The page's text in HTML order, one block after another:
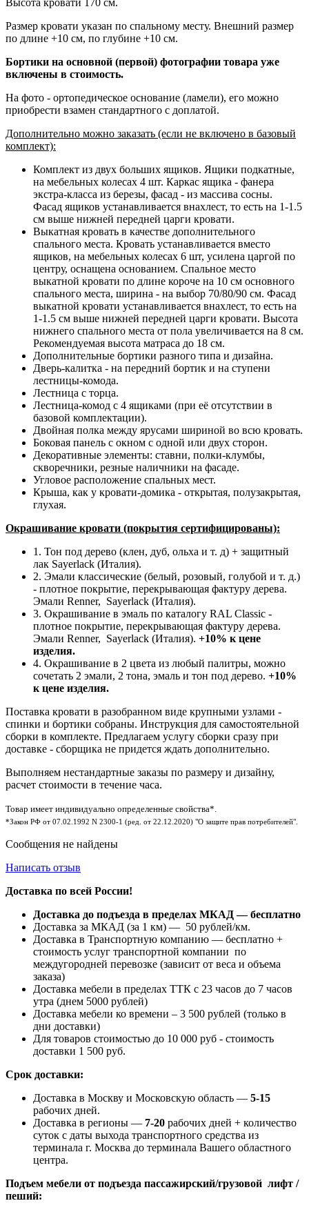
Размер кровати указан по спальному месту. Внешний размер
по длине +10 см, по глубине +10 см.
Бортики на основной (первой) фотографии товара уже
включены в стоимость.
На фото - ортопедическое основание (ламели), его можно
приобрести взамен стандартного с доплатой.
Дополнительно можно заказать (если не включено в базовый
комплект):
Комплект из двух больших ящиков. Ящики подкатные,
на мебельных колесах 4 шт. Каркас ящика - фанера
экстра-класса из березы, фасад - из массива сосны.
Фасад ящиков устанавливается внахлест, то есть на 1-1.5
см выше нижней передней царги кровати.
Выкатная кровать в качестве дополнительного
спального места. Кровать устанавливается вместо
ящиков, на мебельных колесах 6 шт, усилена царгой по
центру, оснащена основанием. Спальное место
выкатной кровати по длине короче на 10 см основного
спального места, ширина - на выбор 70/80/90 см. Фасад
выкатной кровати устанавливается внахлест, то есть на
1-1.5 см выше нижней передней царги кровати. Высота
нижнего спального места от пола увеличивается на 8 см.
Рекомендуемая высота матраса до 18 см.
Дополнительные бортики разного типа и дизайна.
Дверь-калитка - на передний бортик и на ступени
лестницы-комода.
Лестница с торца.
Лестница-комод с 4 ящиками (при её отсутствии в
базовой комплектации).
Двойная полка между ярусами шириной во всю кровать.
Боковая панель с окном с одной или двух сторон.
Декоративные элементы: ставни, полки-клумбы,
скворечники, резные наличники на фасаде.
Угловое расположение спальных мест.
Крыша, как у кровати-домика - открытая, полузакрытая,
глухая.
Окрашивание кровати (покрытия сертифицированы):
1. Тон под дерево (клен, дуб, ольха и т. д) + защитный
лак Sayerlack (Италия).
2. Эмали классические (белый, розовый, голубой и т. д.)
- плотное покрытие, перекрывающая фактуру дерева.
Эмали Renner, Sayerlack (Италия).
3. Окрашивание в эмаль по каталогу RAL Classic -
плотное покрытие, перекрывающая фактуру дерева.
Эмали Renner, Sayerlack (Италия). +10% к цене
изделия.
4. Окрашивание в 2 цвета из любый палитры, можно
сочетать 2 эмали, 2 тона, эмаль и тон под дерево. +10%
к цене изделия.
Поставка кровати в разобранном виде крупными узлами -
спинки и бортики собраны. Инструкция для самостоятельной
сборки в комплекте. Предлагаем услугу сборки сразу при
доставке - сборщика не придется ждать дополнительно.
Выполняем нестандартные заказы по размеру и дизайну,
расчет стоимости в течение часа.
Товар имеет индивидуально определенные свойства*.
*Закон РФ от 07.02.1992 N 2300-1 (ред. от 22.12.2020) "О защите прав потребителей".
Сообщения не найдены
Написать отзыв
Доставка по всей России!
Доставка до подъезда в пределах МКАД — бесплатно
Доставка за МКАД (за 1 км) — 50 рублей/км.
Доставка в Транспортную компанию — бесплатно +
стоимость услуг транспортной компании по
междугородней перевозке (зависит от веса и объема
заказа)
Доставка мебели в пределах ТТК с 23 часов до 7 часов
утра (днем 5000 рублей)
Доставка мебели ко времени – 3 500 рублей (только в
дни доставки)
Для товаров стоимостью до 10 000 руб - стоимость
доставки 1 500 руб.
Срок доставки:
Доставка в Москву и Московскую область — 5-15
рабочих дней.
Доставка в регионы — 7-20 рабочих дней + количество
суток с даты выхода транспортного средства из
терминала г. Москва до терминала Вашего областного
центра.
Подъем мебели от подъезда пассажирский/грузовой лифт /
пеший: